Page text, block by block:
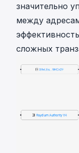
значительно
между
сложных